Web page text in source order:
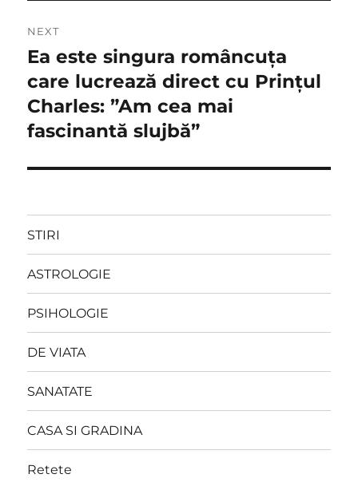
NEXT
Next
post:
Ea este singura româncuța
care lucrează direct cu Prințul
Charles: ”Am cea mai
fascinantă slujbă”
STIRI
ASTROLOGIE
PSIHOLOGIE
DE VIATA
SANATATE
CASA SI GRADINA
Retete